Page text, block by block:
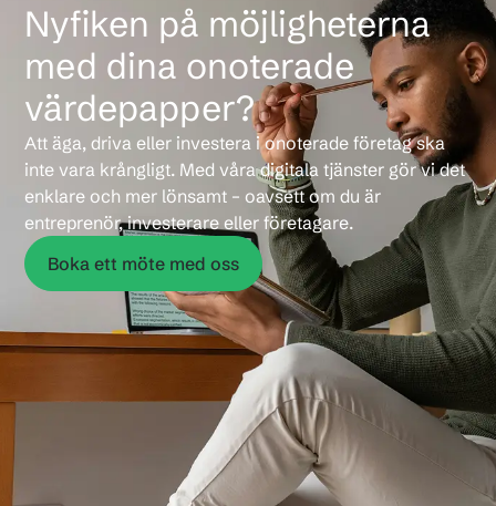
Nyfiken på möjligheterna
med dina onoterade
värdepapper?
Att äga, driva eller investera i onoterade företag ska
inte vara krångligt. Med våra digitala tjänster gör vi det
enklare och mer lönsamt – oavsett om du är
entreprenör, investerare eller företagare.
Boka ett möte med oss